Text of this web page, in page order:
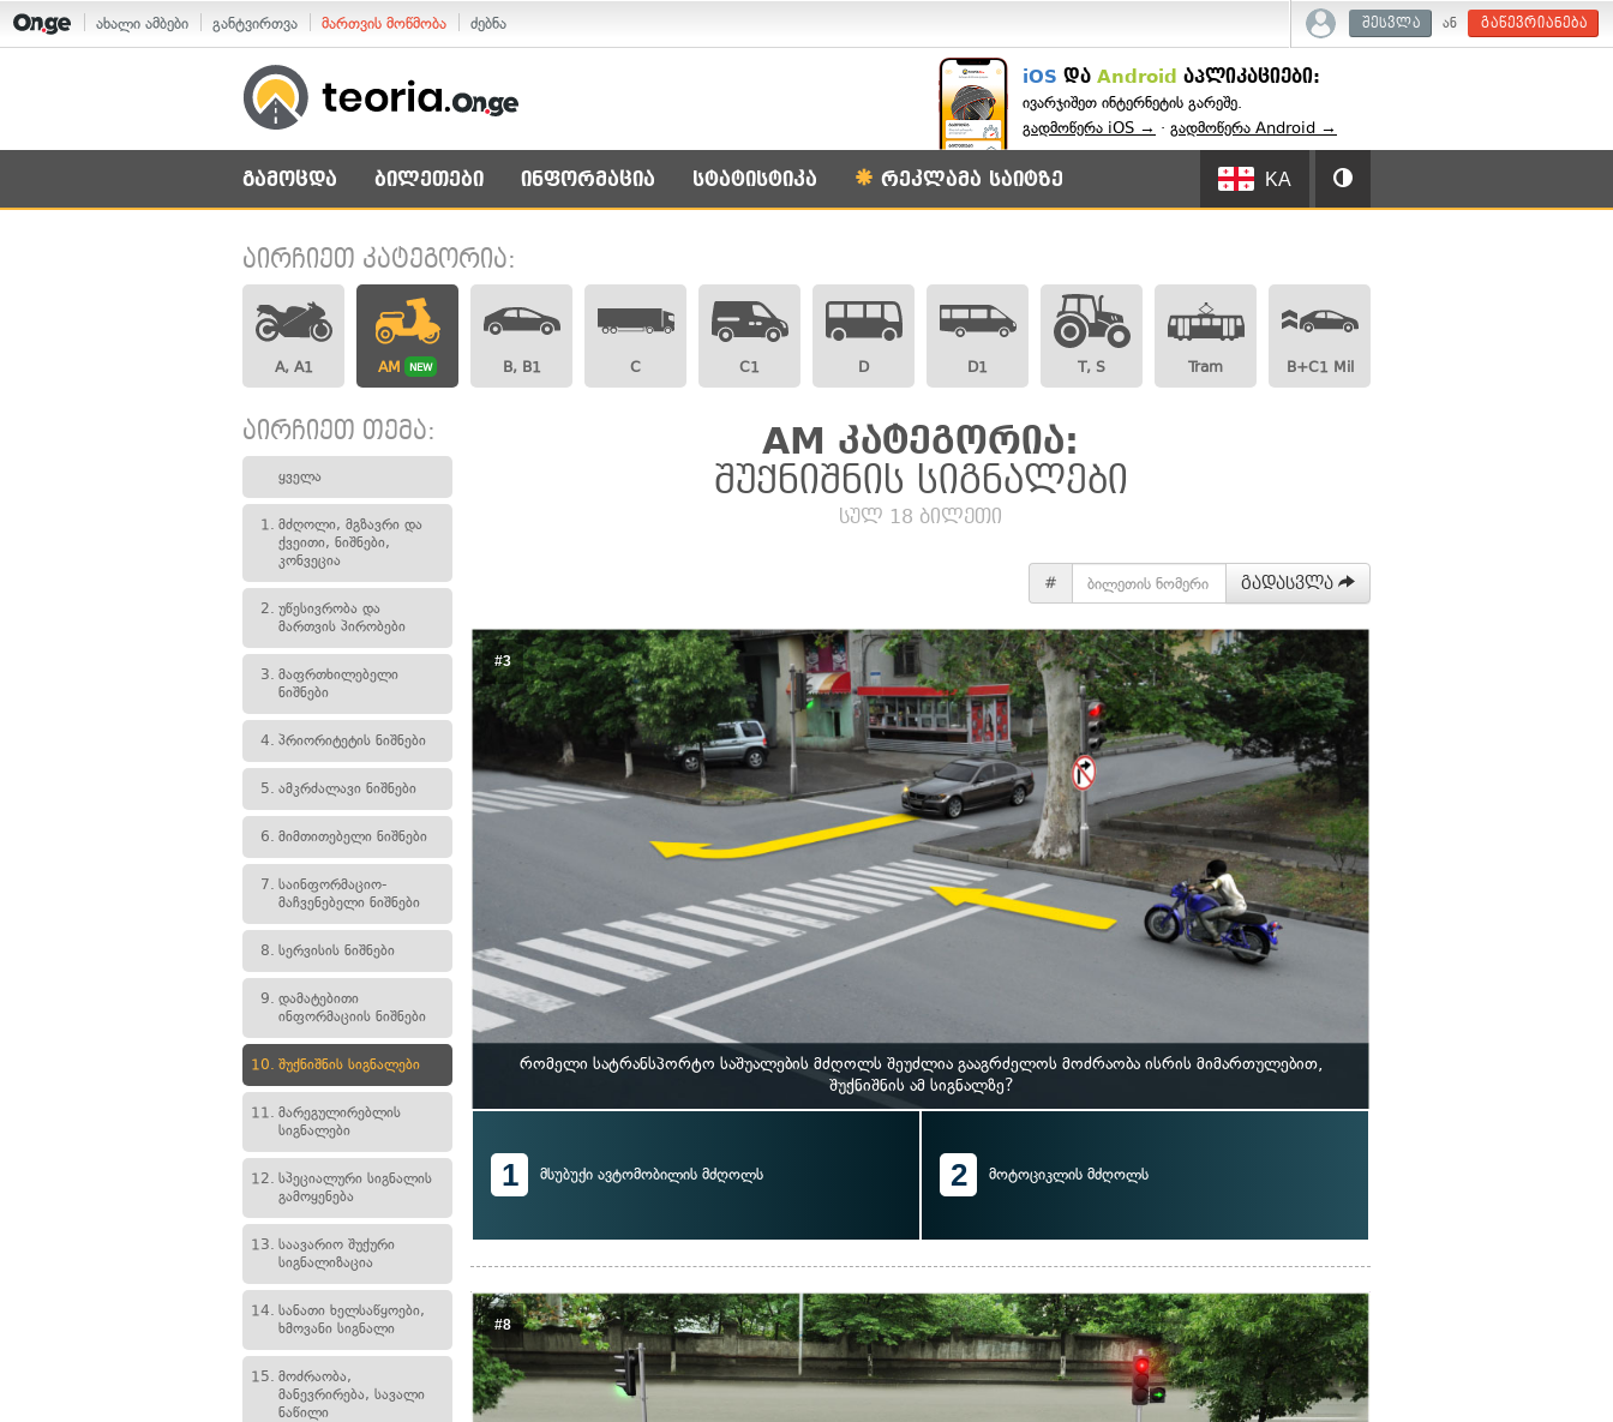
ახალი ამბები განტვირთვა მართვის მოწმობა ძებნა შესვლა ან გაწევრიანება
iOS და Android აპლიკაციები:
ივარჯიშეთ ინტერნეტის გარეშე.
გადმოწერა iOS → · გადმოწერა Android →
გამოცდა ბილეთები ინფორმაცია სტატისტიკა რეკლამა საიტზე KA
აირჩიეთ კატეგორია:
A, A1 AM NEW B, B1 C C1 D D1 T, S Tram B+C1 Mil
აირჩიეთ თემა:
ყველა
1. მძღოლი, მგზავრი და
ქვეითი, ნიშნები,
კონვეცია
2. უწესივრობა და
მართვის პირობები
3. მაფრთხილებელი
ნიშნები
4. პრიორიტეტის ნიშნები
5. ამკრძალავი ნიშნები
6. მიმთითებელი ნიშნები
7. საინფორმაციო-
მაჩვენებელი ნიშნები
8. სერვისის ნიშნები
9. დამატებითი
ინფორმაციის ნიშნები
10. შუქნიშნის სიგნალები
11. მარეგულირებლის
სიგნალები
12. სპეციალური სიგნალის
გამოყენება
13. საავარიო შუქური
სიგნალიზაცია
14. სანათი ხელსაწყოები,
ხმოვანი სიგნალი
15. მოძრაობა,
მანევრირება, სავალი
ნაწილი
AM კატეგორია:
შუქნიშნის სიგნალები
სულ 18 ბილეთი
# გადასვლა
#3
რომელი სატრანსპორტო საშუალების მძღოლს შეუძლია გააგრძელოს მოძრაობა ისრის მიმართულებით,
შუქნიშნის ამ სიგნალზე?
1 მსუბუქი ავტომობილის მძღოლს 2 მოტოციკლის მძღოლს
#8